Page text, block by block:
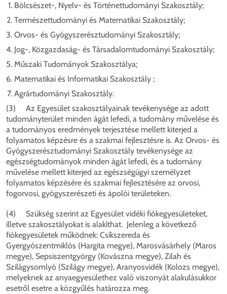
Bölcsészet-, Nyelv- és Történettudományi Szakosztály;
Természettudományi és Matematikai Szakosztály;
Orvos- és Gyógyszerésztudományi Szakosztály;
Jog-, Közgazdaság- és Társadalomtudományi Szakosztály;
Műszaki Tudományok Szakosztálya;
Matematikai és Informatikai Szakosztály ;
Agrártudományi Szakosztály.
(3) Az Egyesület szakosztályainak tevékenysége az adott
tudományterület minden ágát lefedi, a tudomány művelése és
a tudományos eredmények terjesztése mellett kiterjed a
folyamatos képzésre és a szakmai fejlesztésre is. Az Orvos- és
Gyógyszerésztudományi Szakosztály tevékenysége az
egészségtudományok minden ágát lefedi, és a tudomány
művelése mellett kiterjed az egészségügyi személyzet
folyamatos képzésére és szakmai fejlesztésére az orvosi,
fogorvosi, gyógyszerészeti és ápolói területeken.
(4) Szükség szerint az Egyesület vidéki fiókegyesületeket,
illetve szakosztályokat is alakíthat. Jelenleg a következő
fiókegyesületek működnek: Csíkszereda és
Gyergyószentmiklós (Hargita megye), Marosvásárhely (Maros
megye), Sepsiszentgyörgy (Kovászna megye), Zilah és
Szilágysomlyó (Szilágy megye), Aranyosvidék (Kolozs megye),
melyeknek az anyaegyesülethez való viszonyát alakulásukkor
esetről esetre a közgyűlés határozza meg.